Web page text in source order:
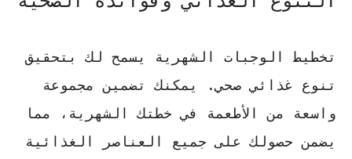
تخطيط الوجبات الشهرية يسمح لك بتحقيق
تنوع غذائي صحي. يمكنك تضمين مجموعة
واسعة من الأطعمة في خطتك الشهرية، مما
يضمن حصولك على جميع العناصر الغذائية